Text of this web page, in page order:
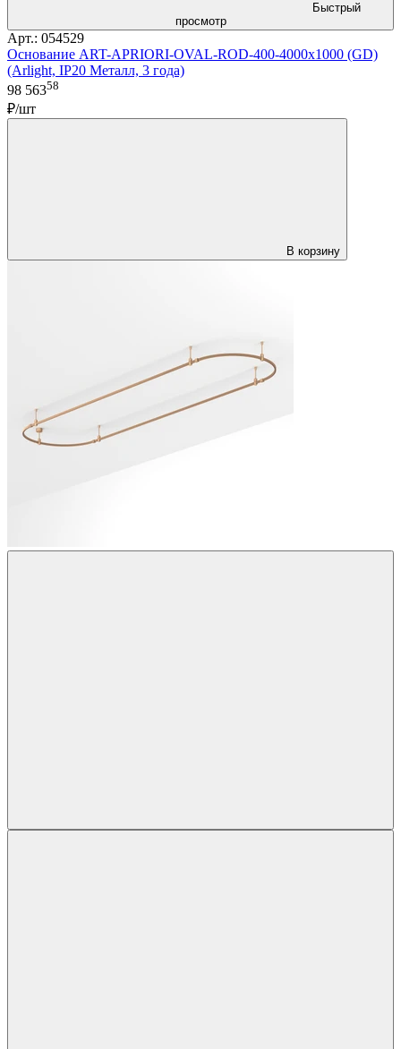
Быстрый
просмотр
Арт.: 054529
Основание ART-APRIORI-OVAL-ROD-400-4000x1000 (GD)
(Arlight, IP20 Металл, 3 года)
98 56358
₽/шт
В корзину